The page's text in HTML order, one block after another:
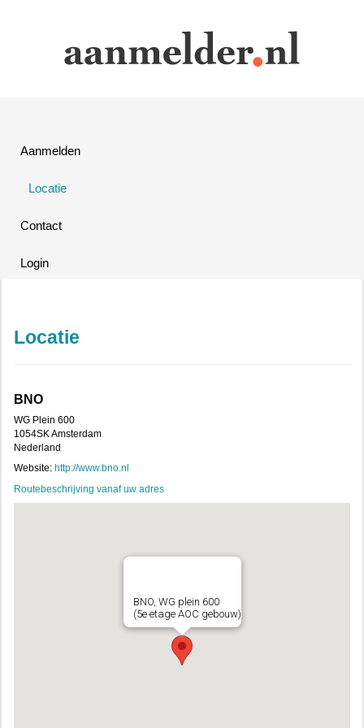
Aanmelden
Locatie
Contact
Login
Locatie
BNO
WG Plein 600
1054SK Amsterdam
Nederland
Website: http://www.bno.nl
Routebeschrijving vanaf uw adres
BNO, WG plein 600
(5e etage AOC gebouw)